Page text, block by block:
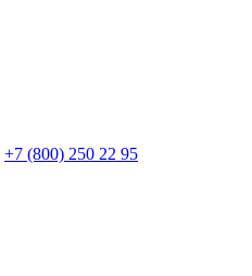
+7 (800) 250 22 95